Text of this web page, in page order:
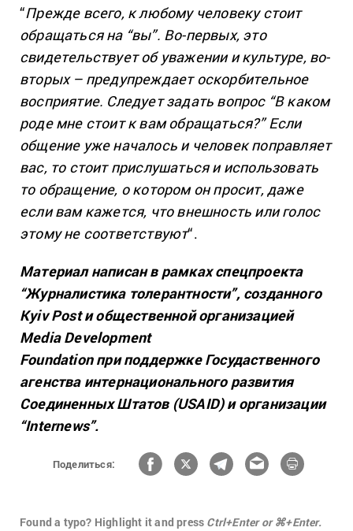
“Прежде всего, к любому человеку стоит
обращаться на “вы”. Во-первых, это
свидетельствует об уважении и культуре, во-
вторых – предупреждает оскорбительное
восприятие. Следует задать вопрос “В каком
роде мне стоит к вам обращаться?” Если
общение уже началось и человек поправляет
вас, то стоит прислушаться и использовать
то обращение, о котором он просит, даже
если вам кажется, что внешность или голос
этому не соответствуют“.
Материал написан в рамках спецпроекта
“Журналистика толерантности”, созданного
Kyiv Post и общественной организацией
Media Development
Foundation при поддержке Госудаственного
агенства интернационального развития
Соединенных Штатов (USAID) и организации
“Internews”.
Поделиться:
Found a typo? Highlight it and press Ctrl+Enter or ⌘+Enter.